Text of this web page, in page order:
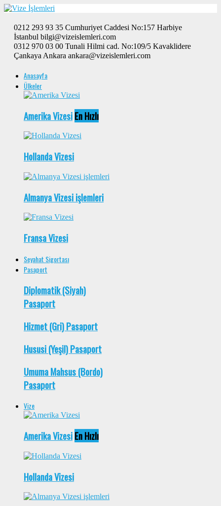
0212 293 93 35 Cumhuriyet Caddesi No:157 Harbiye
İstanbul bilgi@vizeislemleri.com
0312 970 03 00 Tunali Hilmi cad. No:109/5 Kavaklidere
Çankaya Ankara ankara@vizeislemleri.com
Anasayfa
Ülkeler
Amerika VizesiEn Hızlı
Hollanda Vizesi
Almanya Vizesi işlemleri
Fransa Vizesi
Seyahat Sigortası
Pasaport
Diplomatik (Siyah)
Pasaport
Hizmet (Gri) Pasaport
Hususi (Yeşil) Pasaport
Umuma Mahsus (Bordo)
Pasaport
Vize
Amerika VizesiEn Hızlı
Hollanda Vizesi